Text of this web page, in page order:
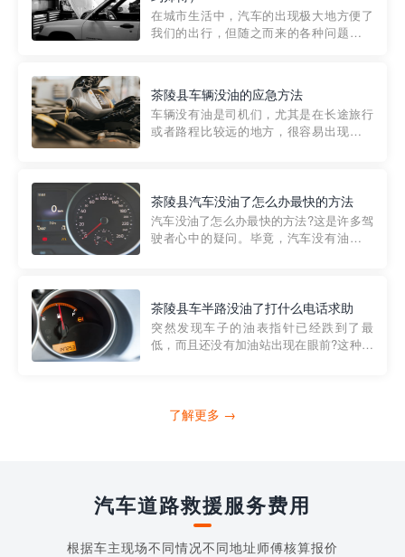
在城市生活中，汽车的出现极大地方便了
我们的出行，但随之而来的各种问题也让
紧急情况下，我们需要一种高效可靠的救
援方式。而这时，地库救援专...
茶陵县车辆没油的应急方法
车辆没有油是司机们，尤其是在长途旅行
或者路程比较远的地方，很容易出现这种
的送油师傅，解决没油的紧急情况。 首
先，让我们来了解一下穿...
茶陵县汽车没油了怎么办最快的方法
汽车没油了怎么办最快的方法?这是许多驾
驶者心中的疑问。毕竟，汽车没有油就无
越者小程序是一款专门解决汽车没油问题
的在线服务平台。通过...
茶陵县车半路没油了打什么电话求助
突然发现车子的油表指针已经跌到了最
低，而且还没有加油站出现在眼前?这种情
打4006363122请求送油人员来帮助你。
了解更多 →
汽车道路救援服务费用
根据车主现场不同情况不同地址师傅核算报价